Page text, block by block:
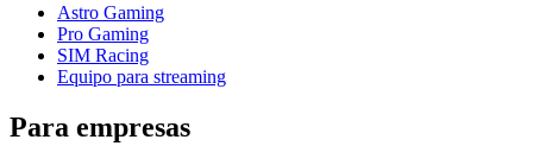
Astro Gaming
Pro Gaming
SIM Racing
Equipo para streaming
Para empresas